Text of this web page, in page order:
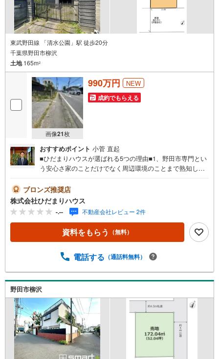
東武野田線 「清水公園」駅 徒歩20分
千葉県野田市柳沢
土地165m2
画像21枚
990万円 NEW
成約でもらえる
おすすめポイント 小菅 直起
■ひだまりハウスが選ばれる5つの理由■1、野田市専門とい
う安心さ家のことだけでなく周辺環境のことまで熟知して
しをお手伝いします！ 2、 難しい住宅ローン金利も納得
しながら選べる変動金利や固定金利など、最初からわから
なくても大丈夫です！当社の住宅ローンアドバイザーが銀
行とのお打ち合わせもサポートします。3、 宅建資格の保
有者が多数在籍宅建資格は知識と実務が必要な国家資格で
す。不動産売買に関する専門知識のある私たちにお任せく
いますので、急なご見学やお打ち合わせでもご応対できま
がけております。5、 お引渡し後も安心サポート住み始め
てからのお困り事やご相談があっても野田市内だから近く
て安心です。ご購入翌年の住宅ローン控除など税金の申請
手続きもお手伝いできます。その他にもたくさんのお客様
から「お喜びの声」をいただいておりますので、 を是
ブロンズ推奨店
株式会社ひだまりハウス
-.-- 不動産会社レビュー 2件
資料をもらう （無料）
電話する （通話料無料）
野田市柳沢